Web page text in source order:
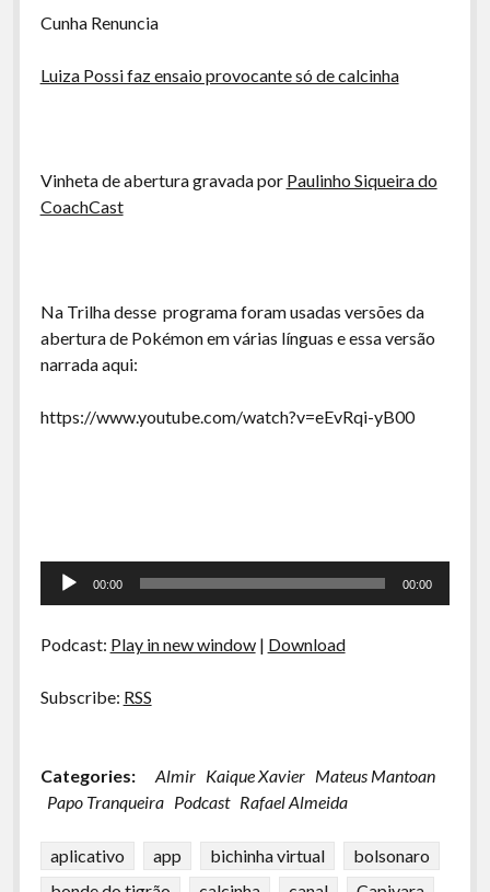
Cunha Renuncia
Luiza Possi faz ensaio provocante só de calcinha
Vinheta de abertura gravada por Paulinho Siqueira do
CoachCast
Na Trilha desse programa foram usadas versões da
abertura de Pokémon em várias línguas e essa versão
narrada aqui:
https://www.youtube.com/watch?v=eEvRqi-yB00
Tocador
00:00 00:00
Podcast: Play in new window| Download
Subscribe: RSS
Categories: Almir Kaique Xavier Mateus Mantoan
Papo Tranqueira Podcast Rafael Almeida
aplicativo app bichinha virtual
bolsonaro